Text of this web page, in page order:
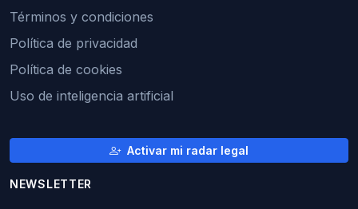
Términos y condiciones
Política de privacidad
Política de cookies
Uso de inteligencia artificial
Activar mi radar legal
NEWSLETTER